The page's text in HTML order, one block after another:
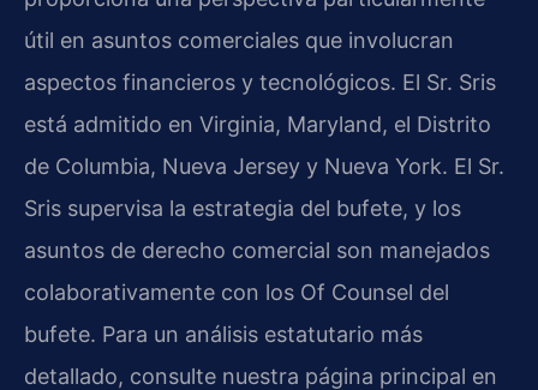
útil en asuntos comerciales que involucran
aspectos financieros y tecnológicos. El Sr. Sris
está admitido en Virginia, Maryland, el Distrito
de Columbia, Nueva Jersey y Nueva York. El Sr.
Sris supervisa la estrategia del bufete, y los
asuntos de derecho comercial son manejados
colaborativamente con los Of Counsel del
bufete. Para un análisis estatutario más
detallado, consulte nuestra página principal en